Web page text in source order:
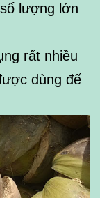
lượng lớn
rất nhiều
dùng để